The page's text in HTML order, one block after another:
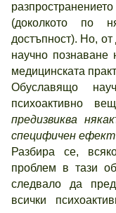
(доколкото по
достъпност). Но,
научно познаване
медицинската
Обуславящо
психоактивно
предизвиква
специфичен ефект
Разбира се,
проблем в тази
следвало да
всички